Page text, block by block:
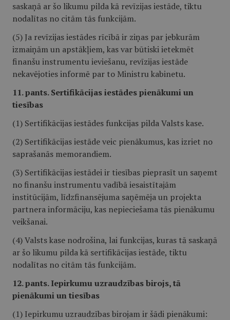
saskaņā ar šo likumu pilda kā revīzijas iestāde, tiktu
nodalītas no citām tās funkcijām.
(5) Ja revīzijas iestādes rīcībā ir ziņas par jebkurām
izmaiņām un apstākļiem, kas var būtiski ietekmēt
finanšu instrumentu ieviešanu, revīzijas iestāde
nekavējoties informē par to Ministru kabinetu.
11. pants. Sertifikācijas iestādes pienākumi un
tiesības
(1) Sertifikācijas iestādes funkcijas pilda Valsts kase.
(2) Sertifikācijas iestāde veic pienākumus, kas izriet no
saprašanās memorandiem.
(3) Sertifikācijas iestādei ir tiesības pieprasīt un saņemt
no finanšu instrumentu vadībā iesaistītajām
institūcijām, līdzfinansējuma saņēmēja un projekta
partnera informāciju, kas nepieciešama tās pienākumu
veikšanai.
(4) Valsts kase nodrošina, lai funkcijas, kuras tā saskaņā
ar šo likumu pilda kā sertifikācijas iestāde, tiktu
nodalītas no citām tās funkcijām.
12. pants. Iepirkumu uzraudzības birojs, tā
pienākumi un tiesības
(1) Iepirkumu uzraudzības birojam ir šādi pienākumi: